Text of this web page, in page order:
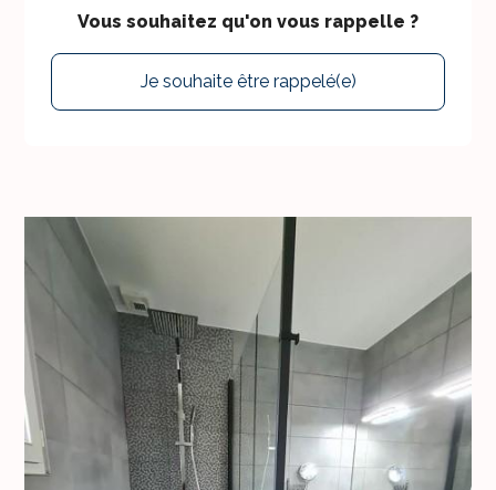
Vous souhaitez qu'on vous rappelle ?
Je souhaite être rappelé(e)